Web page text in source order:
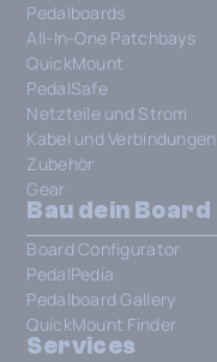
Pedalboards
All-In-One Patchbays
QuickMount
PedalSafe
Netzteile und Strom
Kabel und Verbindungen
Zubehör
Gear
Bau dein Board
Board Configurator
PedalPedia
Pedalboard Gallery
QuickMount Finder
Services